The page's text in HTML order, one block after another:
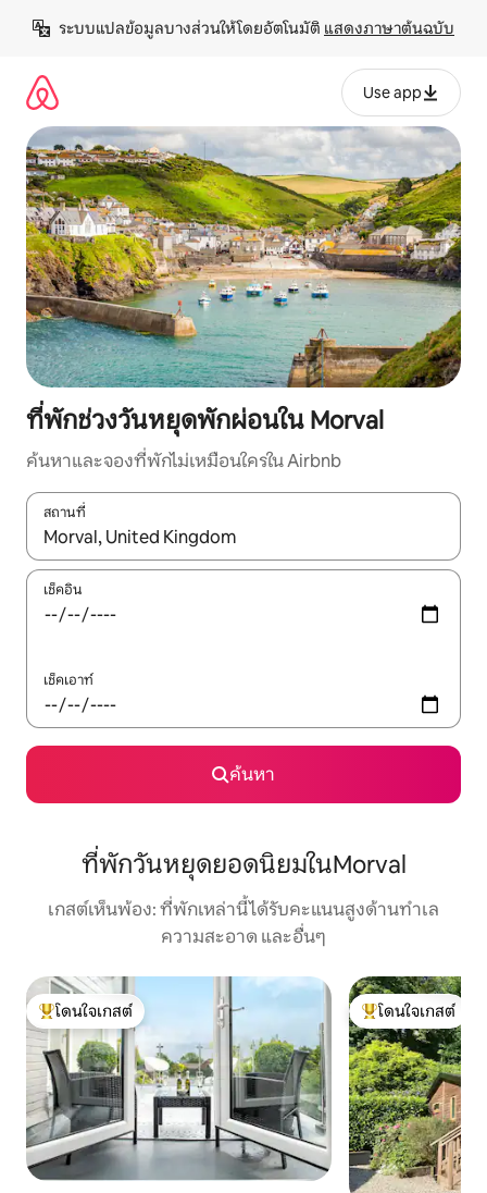
เนื้อหา
ระบบแปลข้อมูลบางส่วนให้โดยอัตโนมัติ แสดงภาษาต้นฉบับ
Use app
ที่พักช่วงวันหยุดพักผ่อนใน Morval
ค้นหาและจองที่พักไม่เหมือนใครใน Airbnb
สถานที่
ใช้ลูกศรขึ้นลง หรือใช้การสัมผัสหรือปัด เพื่อสำรวจผลการค้นหา
เช็คอิน
เช็คเอาท์
ค้นหา
ที่พักวันหยุดยอดนิยมในMorval
เกสต์เห็นพ้อง: ที่พักเหล่านี้ได้รับคะแนนสูงด้านทำเล
ความสะอาด และอื่นๆ
โดนใจเกสต์ที่สุด
โดนใจเกสต์
โดนใจเกสต์ที่สุด
โดนใจเกสต์